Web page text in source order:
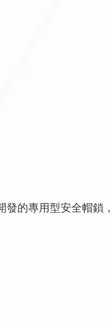
發的專用型安全帽